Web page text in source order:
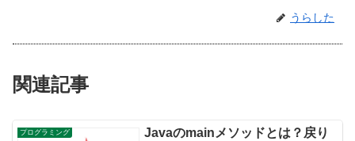
うらした
関連記事
プログラミング
Javaのmainメソッドとは？戻り